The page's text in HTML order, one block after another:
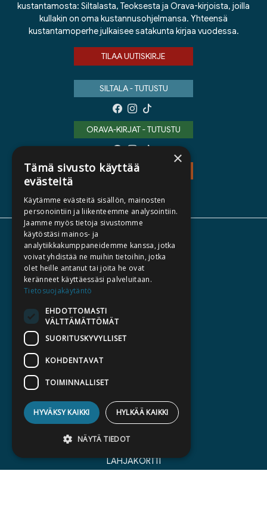
kustantamosta: Siltalasta, Teoksesta ja Orava-kirjoista, joilla
kullakin on oma kustannusohjelmansa. Yhteensä
kustantamoperhe julkaisee satakunta kirjaa vuodessa.
TILAA UUTISKIRJE
SILTALA - TUTUSTU
ORAVA-KIRJAT - TUTUSTU
TEOS - TUTUSTU
TIETOA MEISTÄ
TEKIJÄT
KATALOGIT
HALUATKO KIRJAILIJAKSI
KIRJA TILAUSTYÖNÄ
SILTALA.FI
E-JA ÄÄNIKIRJAT
ENNAKKOTILATTAVAT
LAHJAKORTTI
×
Tämä sivusto käyttää
evästeitä
Käytämme evästeitä sisällön, mainosten
personointiin ja liikenteemme analysointiin.
Jaamme myös tietoja sivustomme
käytöstäsi mainos- ja
analytiikkakumppaneidemme kanssa, jotka
voivat yhdistää ne muihin tietoihin, jotka
olet heille antanut tai joita he ovat
keränneet käyttäessäsi palveluitaan.
Tietosuojakäytäntö
EHDOTTOMASTI
VÄLTTÄMÄTTÖMÄT
SUORITUSKYVYLLISET
KOHDENTAVAT
TOIMINNALLISET
HYVÄKSY KAIKKI HYLKÄÄ KAIKKI
NÄYTÄ TIEDOT